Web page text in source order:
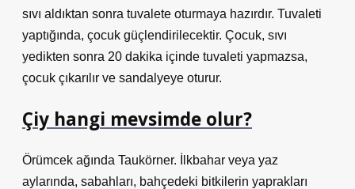
sıvı aldıktan sonra tuvalete oturmaya hazırdır. Tuvaleti
yaptığında, çocuk güçlendirilecektir. Çocuk, sıvı
yedikten sonra 20 dakika içinde tuvaleti yapmazsa,
çocuk çıkarılır ve sandalyeye oturur.
Çiy hangi mevsimde olur?
Örümcek ağında Taukörner. İlkbahar veya yaz
aylarında, sabahları, bahçedeki bitkilerin yaprakları